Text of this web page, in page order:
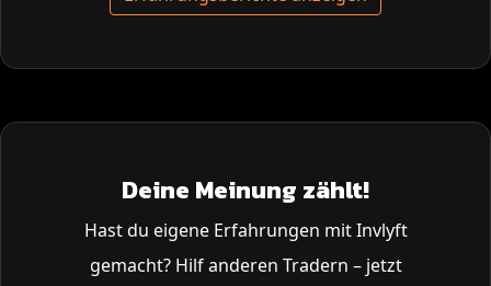
Deine Meinung zählt!
Hast du eigene Erfahrungen mit Invlyft
gemacht? Hilf anderen Tradern – jetzt